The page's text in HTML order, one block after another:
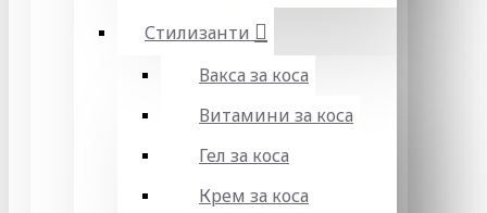
Стилизанти
Вакса за коса
Витамини за коса
Гел за коса
Крем за коса